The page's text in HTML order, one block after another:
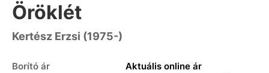
Öröklét
Kertész Erzsi (1975-)
Borító ár Aktuális online ár